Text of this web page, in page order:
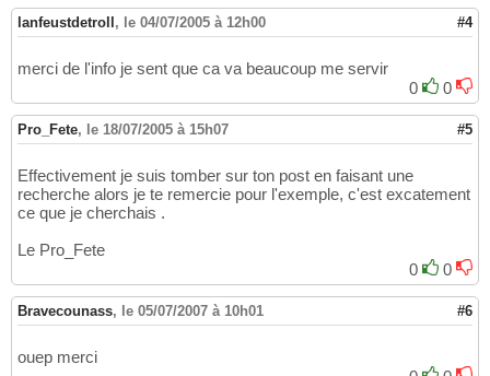
lanfeustdetroll, le 04/07/2005 à 12h00 #4
merci de l'info je sent que ca va beaucoup me servir
0
0
Pro_Fete, le 18/07/2005 à 15h07 #5
Effectivement je suis tomber sur ton post en faisant une
recherche alors je te remercie pour l'exemple, c'est excatement
ce que je cherchais .
Le Pro_Fete
0
0
Bravecounass, le 05/07/2007 à 10h01 #6
ouep merci